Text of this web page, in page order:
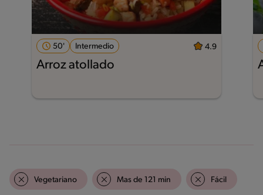
50' Intermedio 4.9
Arroz atollado
Vegetariano Mas de 121 min Fácil